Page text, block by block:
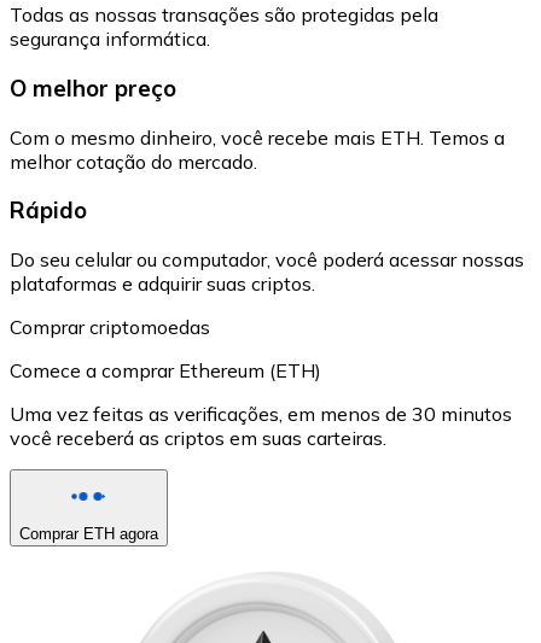
Todas as nossas transações são protegidas pela
segurança informática.
O melhor preço
Com o mesmo dinheiro, você recebe mais ETH. Temos a
melhor cotação do mercado.
Rápido
Do seu celular ou computador, você poderá acessar nossas
plataformas e adquirir suas criptos.
Comprar criptomoedas
Comece a comprar Ethereum (ETH)
Uma vez feitas as verificações, em menos de 30 minutos
você receberá as criptos em suas carteiras.
Comprar ETH agora